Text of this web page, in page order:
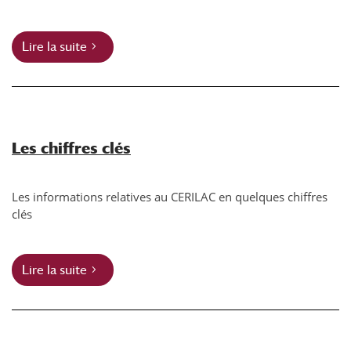
Lire la suite
Les chiffres clés
Les informations relatives au CERILAC en quelques chiffres
clés
Lire la suite